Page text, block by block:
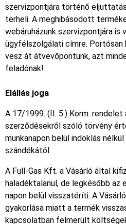
szervizpontjára történő
terheli. A meghibásodott
webáruházunk szervizpontjára is
ügyfélszolgálati címre.
vesz át átvevőpontunk, azt
feladónak!
Elállás joga
A 17/1999. (II. 5.) Korm.
szerződésekről szóló törvény
munkanapon belül indoklás
szándékától.
A Full-Gas Kft. a Vásárló által
haladéktalanul, de legkésőbb az
napon belül visszatéríti. A
gyakorlása miatt a termék
kapcsolatban felmerült